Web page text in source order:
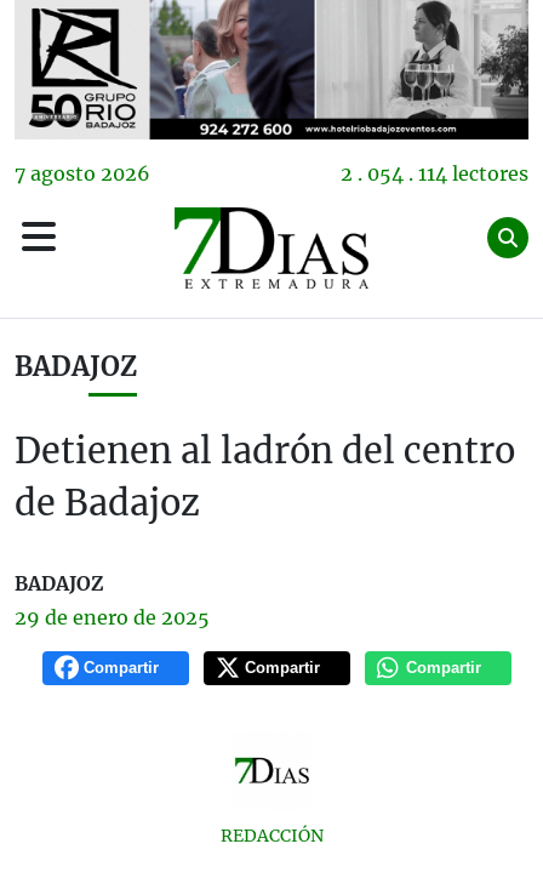
7 agosto 2026 2 . 054 . 114 lectores
BADAJOZ
Detienen al ladrón del centro
de Badajoz
BADAJOZ
29 de enero de 2025
Compartir Compartir Compartir
REDACCIÓN